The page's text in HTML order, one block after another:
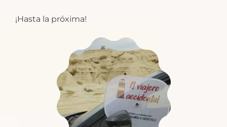
¡Hasta la próxima!